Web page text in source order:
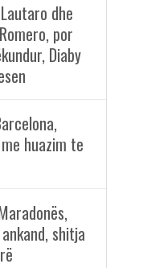
dhe
por
Diaby
huazim te
shitja